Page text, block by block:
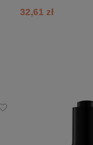
32,61 zł